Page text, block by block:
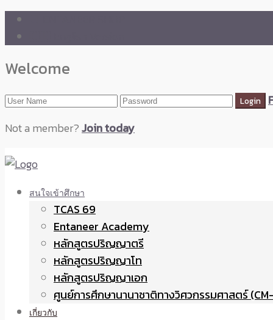
Welcome
Not a member?Join today
สนใจเข้าศึกษา
TCAS 69
Entaneer Academy
หลักสูตรปริญญาตรี
หลักสูตรปริญญาโท
หลักสูตรปริญญาเอก
ศูนย์การศึกษานานาชาติทางวิศวกรรมศาสตร์
เกี่ยวกับ